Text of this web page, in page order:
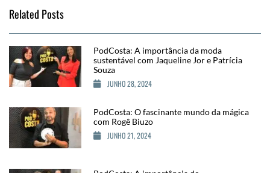
Related Posts
PodCosta: A importância da moda
sustentável com Jaqueline Jor e Patrícia
Souza
JUNHO 28, 2024
PodCosta: O fascinante mundo da mágica
com Rogê Biuzo
JUNHO 21, 2024